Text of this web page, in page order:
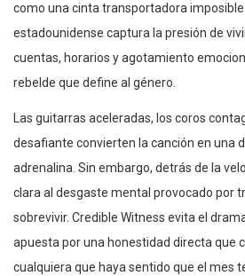
como una cinta transportadora
estadounidense captura la presión de
cuentas, horarios y agotamiento
rebelde que define al género.
Las guitarras aceleradas, los coros
desafiante convierten la canción en una
adrenalina. Sin embargo, detrás de la
clara al desgaste mental provocado por
sobrevivir. Credible Witness evita el
apuesta por una honestidad directa que
cualquiera que haya sentido que el mes